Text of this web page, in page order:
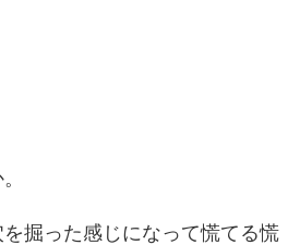
掘った感じになって慌てる慌